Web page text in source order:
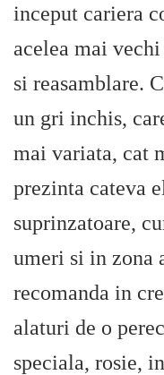
inceput cariera
acelea mai
si reasamblare.
un gri inchis,
mai variata, cat
prezinta cateva
suprinzatoare,
umeri si in zona
recomanda in
alaturi de o
speciala, rosie,